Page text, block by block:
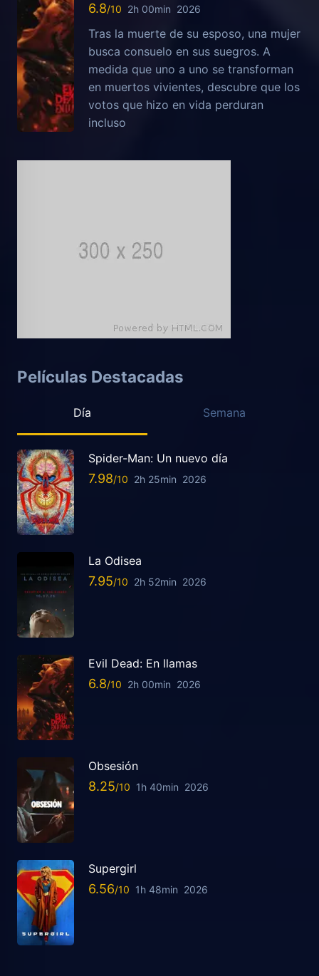
6.8 2h 00min 2026
Tras la muerte de su esposo, una mujer
busca consuelo en sus suegros. A
medida que uno a uno se transforman
en muertos vivientes, descubre que los
votos que hizo en vida perduran
incluso
Películas Destacadas
Día Semana
Spider-Man: Un nuevo día
7.98 2h 25min 2026
La Odisea
7.95 2h 52min 2026
Evil Dead: En llamas
6.8 2h 00min 2026
Obsesión
8.25 1h 40min 2026
Supergirl
6.56 1h 48min 2026